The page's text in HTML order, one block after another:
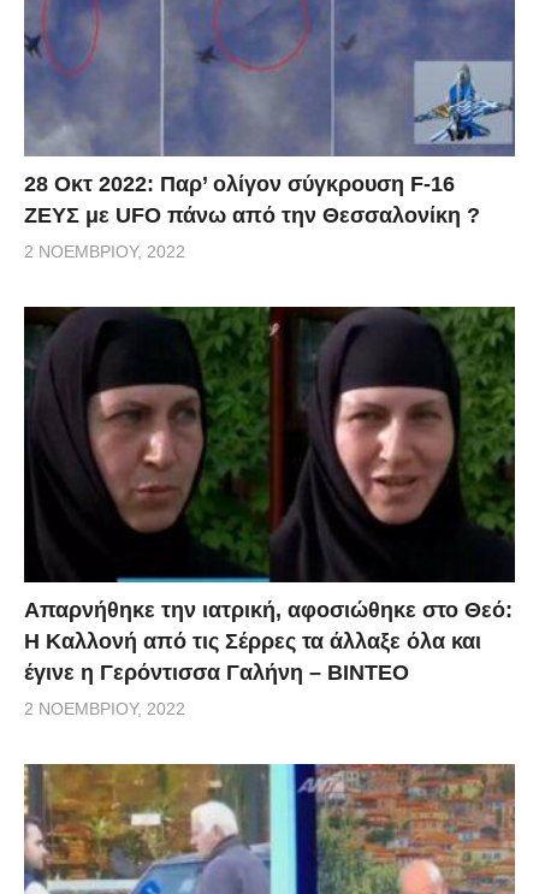
28 Οκτ 2022: Παρ’ ολίγον σύγκρουση F-16
ΖΕΥΣ με UFO πάνω από την Θεσσαλονίκη ?
2 ΝΟΕΜΒΡΊΟΥ, 2022
Απαρνήθηκε την ιατρική, αφοσιώθηκε στο Θεό:
Η Καλλονή από τις Σέρρες τα άλλαξε όλα και
έγινε η Γερόντισσα Γαλήνη – ΒΙΝΤΕΟ
2 ΝΟΕΜΒΡΊΟΥ, 2022